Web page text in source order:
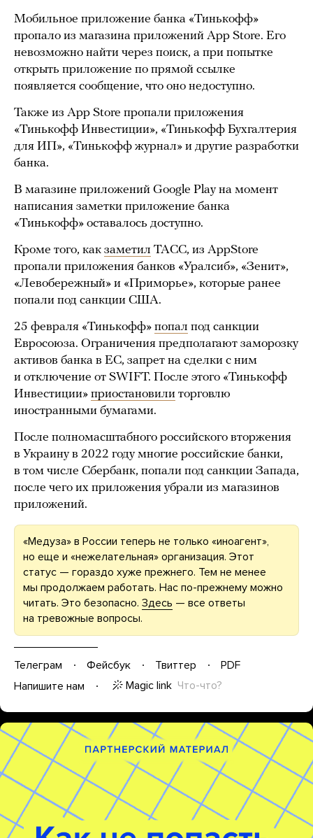
Мобильное приложение банка «Тинькофф»
пропало из магазина приложений App Store. Его
невозможно найти через поиск, а при попытке
открыть приложение по прямой ссылке
появляется сообщение, что оно недоступно.
Также из App Store пропали приложения
«Тинькофф Инвестиции», «Тинькофф Бухгалтерия
для ИП», «Тинькофф журнал» и другие разработки
банка.
В магазине приложений Google Play на момент
написания заметки приложение банка
«Тинькофф» оставалось доступно.
Кроме того, как заметил ТАСС, из AppStore
пропали приложения банков «Уралсиб», «Зенит»,
«Левобережный» и «Приморье», которые ранее
попали под санкции США.
25 февраля «Тинькофф» попал под санкции
Евросоюза. Ограничения предполагают заморозку
активов банка в ЕС, запрет на сделки с ним
и отключение от SWIFT. После этого «Тинькофф
Инвестиции» приостановили торговлю
иностранными бумагами.
После полномасштабного российского вторжения
в Украину в 2022 году многие российские банки,
в том числе Сбербанк, попали под санкции Запада,
после чего их приложения убрали из магазинов
приложений.
«Медуза» в России теперь не только «иноагент»,
но еще и «нежелательная» организация. Этот
статус — гораздо хуже прежнего. Тем не менее
мы продолжаем работать. Нас по-прежнему можно
читать. Это безопасно. Здесь — все ответы
на тревожные вопросы.
Телеграм Фейсбук Твиттер
PDF
Напишите нам
Magic link Что-что?